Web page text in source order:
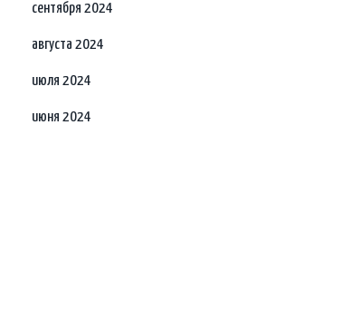
сентября 2024
августа 2024
июля 2024
июня 2024